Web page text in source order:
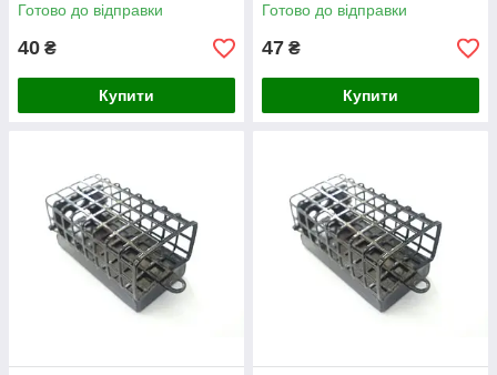
Готово до відправки
40 ₴
Купити
Готово до відправки
47 ₴
Купити